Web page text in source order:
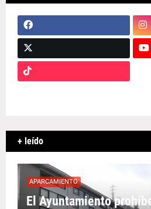
+ leído
APARCAMIENTO
El Ayuntamiento